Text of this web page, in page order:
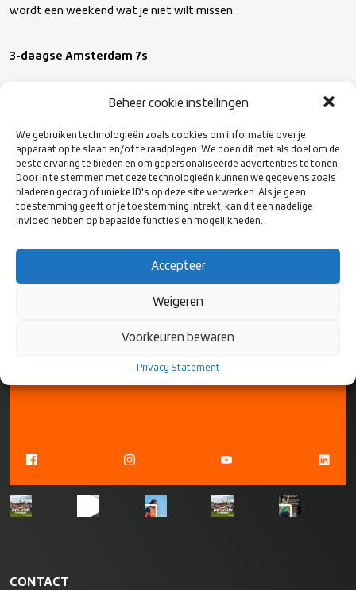
Beheer cookie instellingen
We gebruiken technologieën zoals cookies om informatie over je
apparaat op te slaan en/of te raadplegen. We doen dit met als doel om de
beste ervaring te bieden en om gepersonaliseerde advertenties te tonen.
Door in te stemmen met deze technologieën kunnen we gegevens zoals
bladeren gedrag of unieke ID's op deze site verwerken. Als je geen
toestemming geeft of je toestemming intrekt, kan dit een nadelige
invloed hebben op bepaalde functies en mogelijkheden.
Accepteer
Weigeren
Voorkeuren bewaren
Privacy Statement
wordt een weekend wat je niet wilt missen.
3-daagse Amsterdam 7s
We plakken er een dagje aan vast dit jaar met op vrijdag een
weekend alvast vast en houd de socials van de Amsterdam 7s in
de gaten voor de team inschrijving en ticket verkoop.
: 2 t/m 4 juni
Locatie: NRCA, Bok de Korverweg 6, 1067 HR Amsterdam
CONTACT